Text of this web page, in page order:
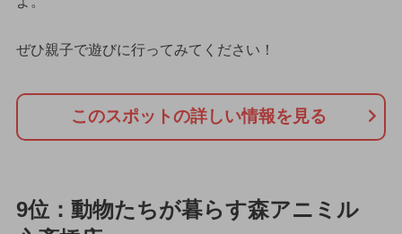
ぜひ親子で遊びに行ってみてください！
このスポットの詳しい情報を見る
9位：動物たちが暮らす森アニミル